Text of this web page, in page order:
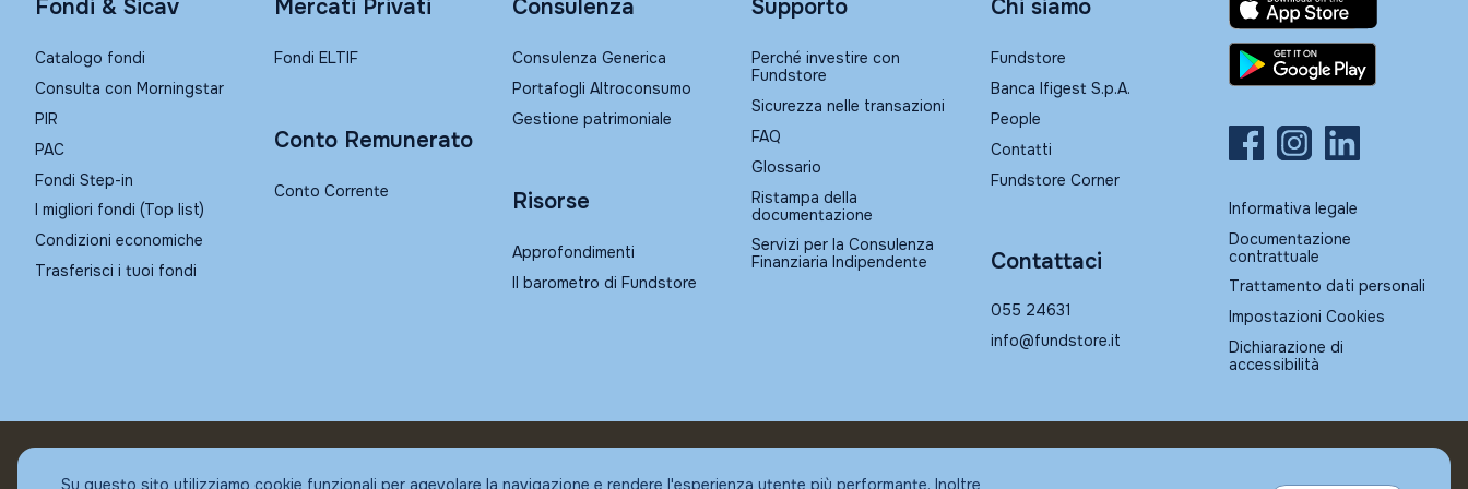
Fondi & Sicav
Catalogo fondi
Consulta con Morningstar
PIR
PAC
Fondi Step-in
I migliori fondi (Top list)
Condizioni economiche
Trasferisci i tuoi fondi
Mercati Privati
Fondi ELTIF
Conto Remunerato
Conto Corrente
Consulenza
Consulenza Generica
Portafogli Altroconsumo
Gestione patrimoniale
Risorse
Approfondimenti
Il barometro di Fundstore
Supporto
Perché investire con
Fundstore
Sicurezza nelle transazioni
FAQ
Glossario
Ristampa della
documentazione
Servizi per la Consulenza
Finanziaria Indipendente
Chi siamo
Fundstore
Banca Ifigest S.p.A.
People
Contatti
Fundstore Corner
Contattaci
055 24631
info@fundstore.it
Informativa legale
Documentazione
contrattuale
Trattamento dati personali
Impostazioni Cookies
Dichiarazione di
accessibilità
Su questo sito utilizziamo cookie funzionali per agevolare la navigazione e rendere l'esperienza utente più performante. Inoltre